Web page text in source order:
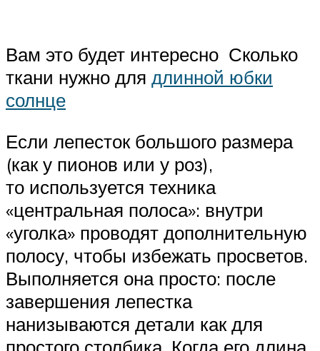
Вам это будет интересно Сколько
ткани нужно для длинной юбки
солнце
Если лепесток большого размера
(как у пионов или у роз),
то используется техника
«центральная полоса»: внутри
«уголка» проводят дополнительную
полосу, чтобы избежать просветов.
Выполняется она просто: после
завершения лепестка
нанизываются детали как для